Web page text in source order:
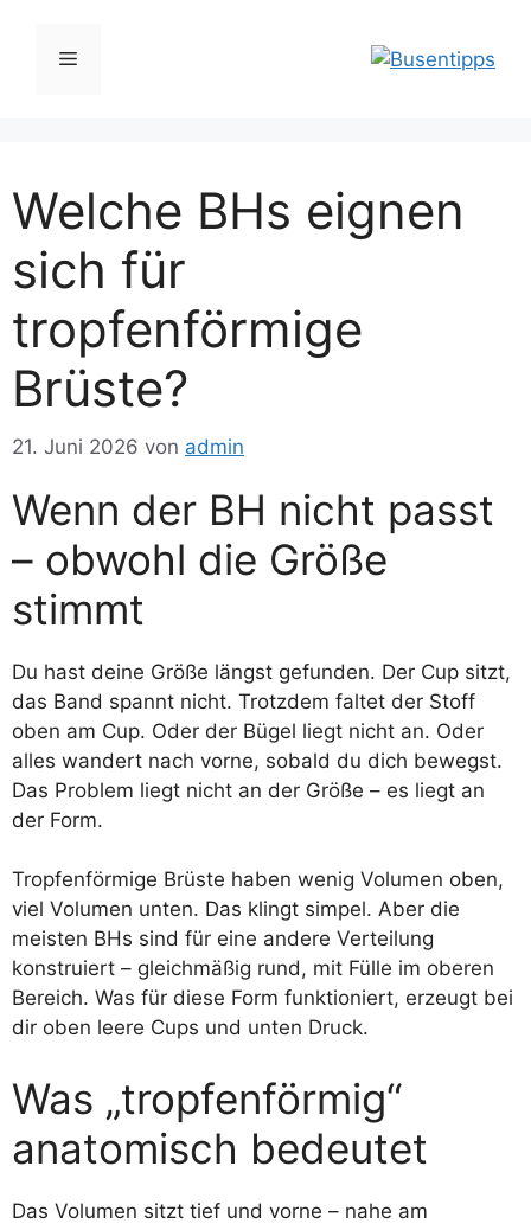
springen
Menü
Welche BHs eignen
sich für
tropfenförmige
Brüste?
21. Juni 2026 von admin
Wenn der BH nicht passt
– obwohl die Größe
stimmt
Du hast deine Größe längst gefunden. Der Cup sitzt,
das Band spannt nicht. Trotzdem faltet der Stoff
oben am Cup. Oder der Bügel liegt nicht an. Oder
alles wandert nach vorne, sobald du dich bewegst.
Das Problem liegt nicht an der Größe – es liegt an
der Form.
Tropfenförmige Brüste haben wenig Volumen oben,
viel Volumen unten. Das klingt simpel. Aber die
meisten BHs sind für eine andere Verteilung
konstruiert – gleichmäßig rund, mit Fülle im oberen
Bereich. Was für diese Form funktioniert, erzeugt bei
dir oben leere Cups und unten Druck.
Was „tropfenförmig“
anatomisch bedeutet
Das Volumen sitzt tief und vorne – nahe am